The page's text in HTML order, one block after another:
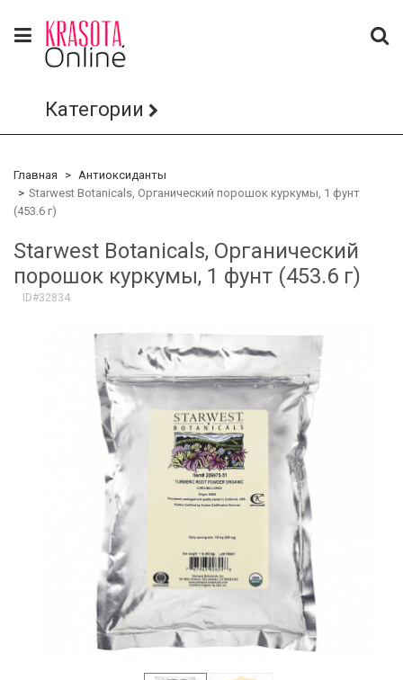
Категории
Главная
Антиоксиданты
Starwest Botanicals, Органический порошок куркумы, 1 фунт
(453.6 г)
Starwest Botanicals, Органический
порошок куркумы, 1 фунт (453.6 г)
ID#32834